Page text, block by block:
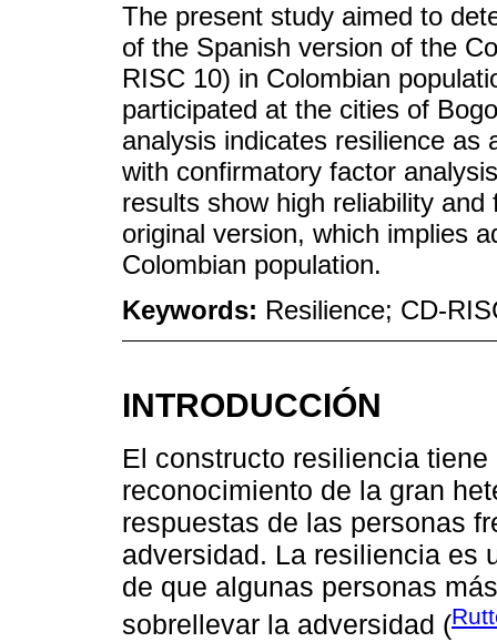
The present study aimed to
of the Spanish version of the
RISC 10) in Colombian
participated at the cities of
analysis indicates resilience as
with confirmatory factor
results show high reliability
original version, which implies
Colombian population.
Keywords: Resilience; CD-
INTRODUCCIÓN
El constructo resiliencia
reconocimiento de la gran
respuestas de las personas
adversidad. La resiliencia es
de que algunas personas
sobrellevar la adversidad (